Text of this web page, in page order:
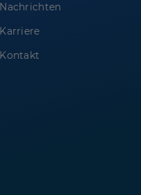
Nachrichten
Karriere
Kontakt